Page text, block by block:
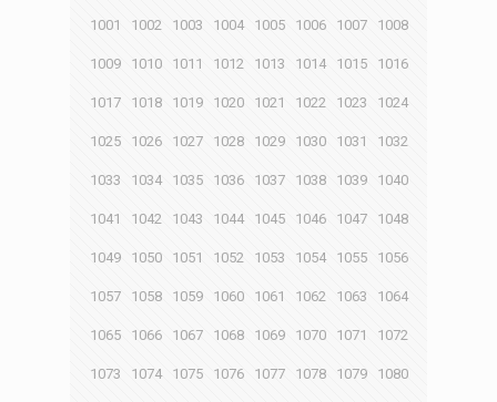
1001 1002 1003 1004 1005 1006 1007 1008
1009 1010 1011 1012 1013 1014 1015 1016
1017 1018 1019 1020 1021 1022 1023 1024
1025 1026 1027 1028 1029 1030 1031 1032
1033 1034 1035 1036 1037 1038 1039 1040
1041 1042 1043 1044 1045 1046 1047 1048
1049 1050 1051 1052 1053 1054 1055 1056
1057 1058 1059 1060 1061 1062 1063 1064
1065 1066 1067 1068 1069 1070 1071 1072
1073 1074 1075 1076 1077 1078 1079 1080